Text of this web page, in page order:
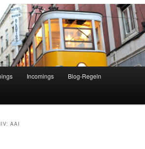
Incomings Blog-Regeln
AAI